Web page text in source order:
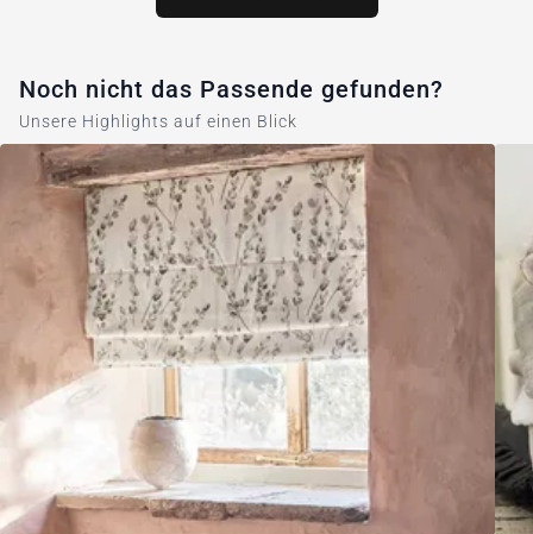
Noch nicht das Passende gefunden?
Unsere Highlights auf einen Blick